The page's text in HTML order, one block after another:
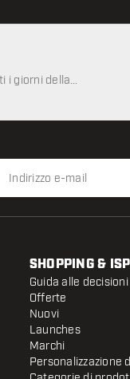
clienti non disponibile
i giorni della
SHOPPING &
Guida alle
Offerte
Nuovi
Launches
Marchi
Personalizzazione